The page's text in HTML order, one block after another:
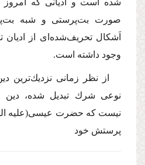
شده است و ادیانى كه امروز
صورت بت‌پرستى و شبه
اَشكال تحریف‌شده‌اى از ادیان
وجود داشته است.
از نظر زمانى نزدیك‌ترین
نوعى شرك تبدیل شده،
نیست كه حضرت عیسى(علیه
پرستش خود